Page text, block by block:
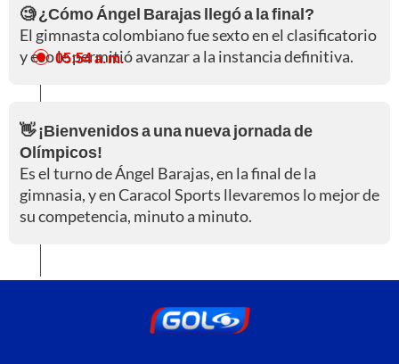
🧐 ¿Cómo Ángel Barajas llegó a la final?
El gimnasta colombiano fue sexto en el clasificatorio
y eso le permitió avanzar a la instancia definitiva.
05:54 a. m.
👋 ¡Bienvenidos a una nueva jornada de
Olímpicos!
Es el turno de Ángel Barajas, en la final de la
gimnasia, y en Caracol Sports llevaremos lo mejor de
su competencia, minuto a minuto.